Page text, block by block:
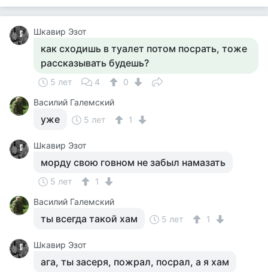
Шкавир Эзот
как сходишь в туалет потом посрать, тоже
рассказывать будешь?
5 лет 4
0
Василий Галемский
уже 5 лет 1
Шкавир Эзот
морду свою говном не забыл намазать
5 лет
1
Василий Галемский
ты всегда такой хам 5 лет 1
Шкавир Эзот
ага, ты засеря, пожрал, посрал, а я хам